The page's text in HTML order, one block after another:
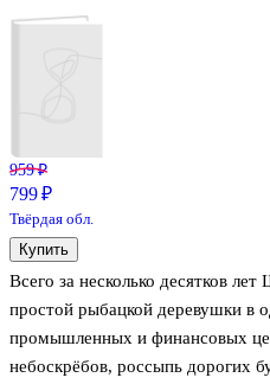
Всего за несколько десятков
простой рыбацкой деревушки в
промышленных и финансовых
небоскрёбов, россыпь дорогих
959 ₽
799 ₽
Твёрдая обл.
Купить